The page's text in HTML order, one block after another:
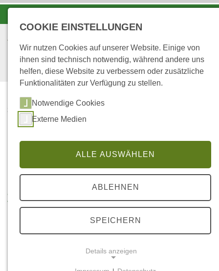
STARTSEITE
...
ALLE AKTIONEN
Die Aktionen
Ziel von
COOKIE EINSTELLUNGEN
Wir nutzen Cookies auf unserer Website. Einige von
ihnen sind technisch notwendig, während andere uns
helfen, diese Website zu verbessern oder zusätzliche
Funktionalitäten zur Verfügung zu stellen.
Notwendige Cookies
Externe Medien
ALLE AUSWÄHLEN
ABLEHNEN
SPEICHERN
Details anzeigen